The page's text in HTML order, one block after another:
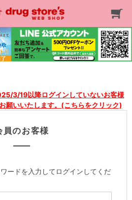
3/19以降ログインしていないお客様
願いいたします。(こちらをクリック)
員のお客様
ードを入力してログインしてくだ